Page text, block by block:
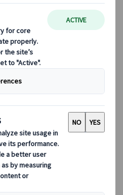
dem Zug
Experten für
ausgewählten
Angebote